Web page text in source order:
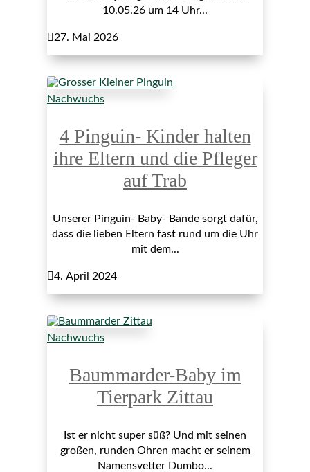
10.05.26 um 14 Uhr...
27. Mai 2026
Nachwuchs
4 Pinguin- Kinder halten
ihre Eltern und die Pfleger
auf Trab
Unserer Pinguin- Baby- Bande sorgt dafür,
dass die lieben Eltern fast rund um die Uhr
mit dem...
4. April 2024
Nachwuchs
Baummarder-Baby im
Tierpark Zittau
Ist er nicht super süß? Und mit seinen
großen, runden Ohren macht er seinem
Namensvetter Dumbo...